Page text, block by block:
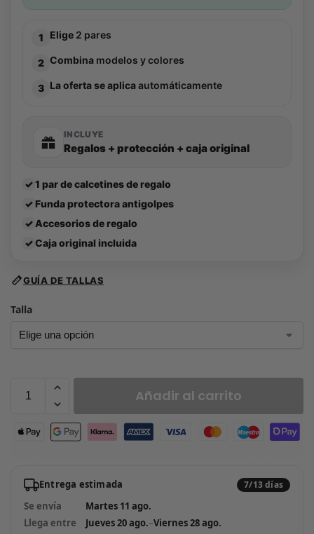
1 Elige 2 pares
2 Combina modelos y colores
3 La oferta se aplicaautomáticamente
INCLUYE
Regalos + protección + caja original
✓1 par de calcetines de regalo
✓ Funda protectora antigolpes
✓ Accesorios de regalo
✓Caja original incluida
GUÍA DE TALLAS
Talla
Añadir al carrito
Entrega estimada 7/13 días
Se envía
Martes 11 ago.
Llega entre
Jueves 20 ago.–Viernes 28 ago.